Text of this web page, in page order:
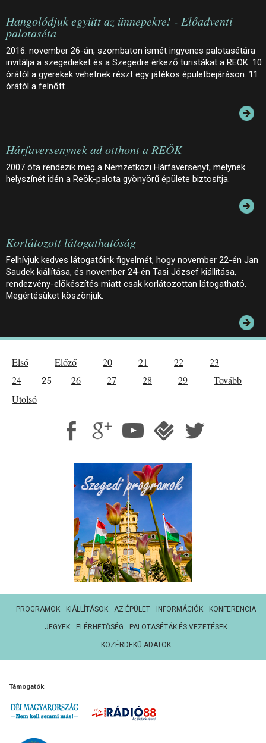
Hangolódjuk együtt az ünnepekre! - Előadventi
palotaséta
2016. november 26-án, szombaton ismét ingyenes palotasétára
invitálja a szegedieket és a Szegedre érkező turistákat a REÖK. 10
órától a gyerekek vehetnek részt egy játékos épületbejáráson. 11
órától a felnőtt…
Hárfaversenynek ad otthont a REÖK
2007 óta rendezik meg a Nemzetközi Hárfaversenyt, melynek
helyszínét idén a Reök-palota gyönyörű épülete biztosítja.
Korlátozott látogathatóság
Felhívjuk kedves látogatóink figyelmét, hogy november 22-én Jan
Saudek kiállítása, és november 24-én Tasi József kiállítása,
rendezvény-előkészítés miatt csak korlátozottan látogatható.
Megértésüket köszönjük.
Első Előző 20 21 22
23
24
25 26 27 28 29
Tovább
Utolsó
PROGRAMOK KIÁLLÍTÁSOK AZ ÉPÜLET INFORMÁCIÓK KONFERENCIA
JEGYEK ELÉRHETŐSÉG PALOTASÉTÁK ÉS VEZETÉSEK
KÖZÉRDEKŰ ADATOK
Támogatók